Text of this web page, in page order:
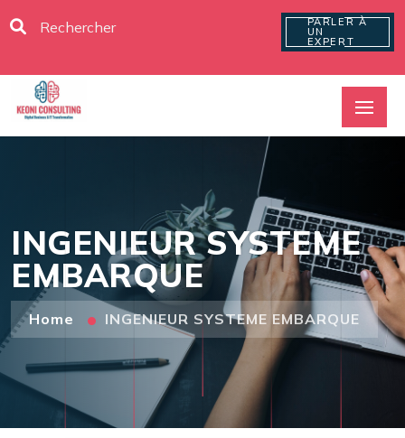
PARLER À
UN
EXPERT
INGENIEUR SYSTEME
EMBARQUE
Home INGENIEUR SYSTEME EMBARQUE